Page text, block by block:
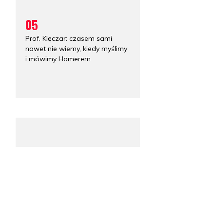
05
Prof. Klęczar: czasem sami
nawet nie wiemy, kiedy myślimy
i mówimy Homerem